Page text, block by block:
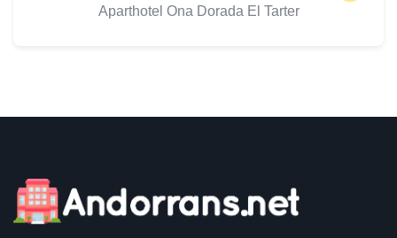
Aparthotel Ona Dorada El Tarter